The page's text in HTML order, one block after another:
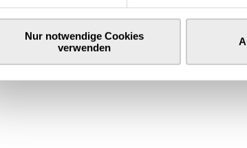
Nur notwendige Cookies
verwenden